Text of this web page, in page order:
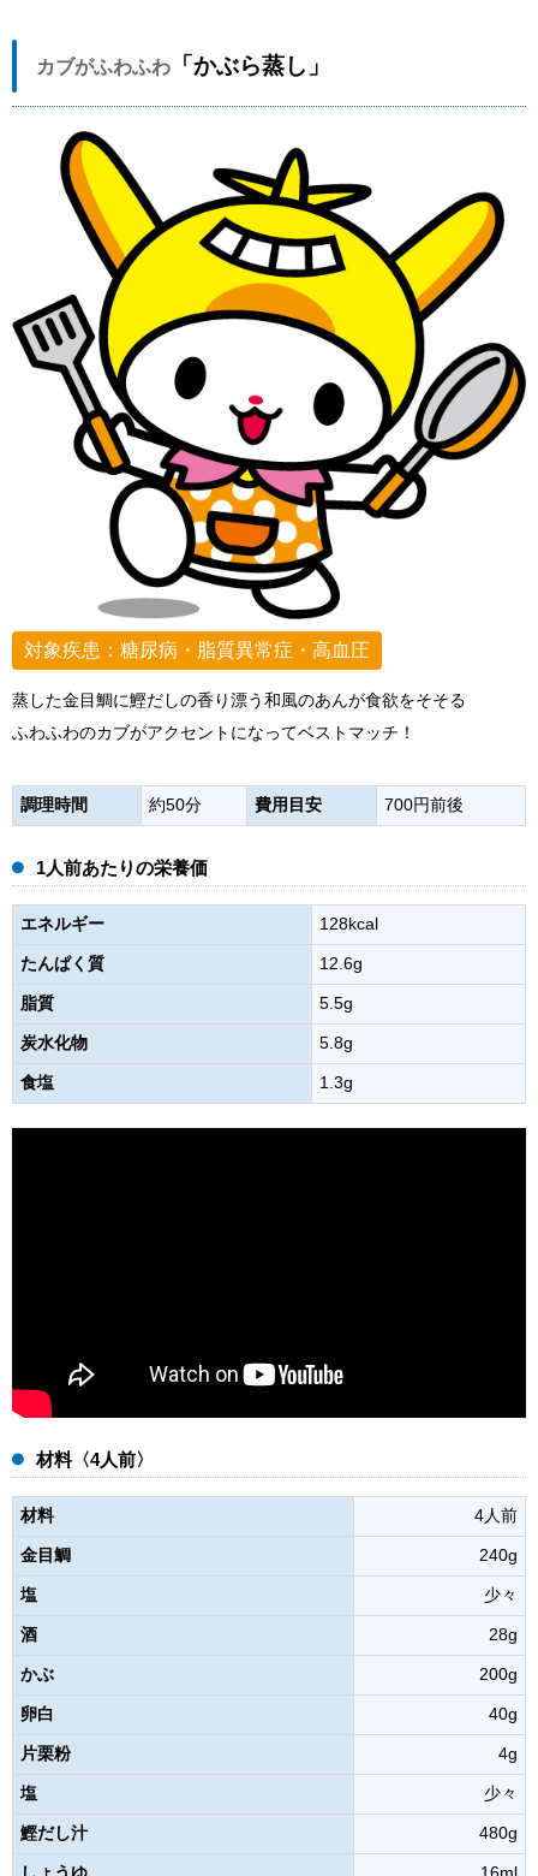
カブがふわふわ 「かぶら蒸し」
対象疾患：糖尿病・脂質異常症・高血圧
蒸した金目鯛に鰹だしの香り漂う和風のあんが食欲をそそる
ふわふわのカブがアクセントになってベストマッチ！
調理時間 約50分 費用目安 700円前後
1人前あたりの栄養価
エネルギー 128kcal
たんぱく質 12.6g
脂質 5.5g
炭水化物 5.8g
食塩 1.3g
材料〈4人前〉
材料 4人前
金目鯛 240g
塩 少々
酒 28g
かぶ 200g
卵白 40g
片栗粉 4g
塩 少々
鰹だし汁 480g